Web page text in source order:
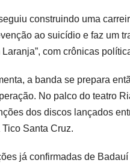
construindo uma
ao suicídio e faz um
com crônicas
a banda se prepara
No palco do teatro
dos discos lançados
Tico Santa Cruz.
já confirmadas de